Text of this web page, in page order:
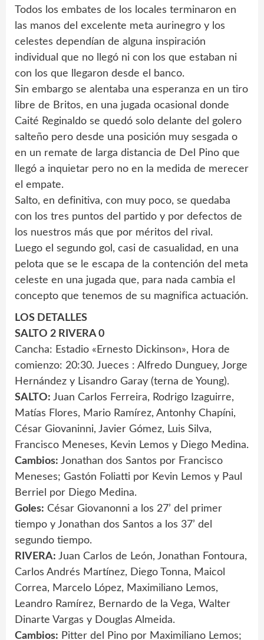
Todos los embates de los locales terminaron en
las manos del excelente meta aurinegro y los
celestes dependían de alguna inspiración
individual que no llegó ni con los que estaban ni
con los que llegaron desde el banco.
Sin embargo se alentaba una esperanza en un tiro
libre de Britos, en una jugada ocasional donde
Caité Reginaldo se quedó solo delante del golero
salteño pero desde una posición muy sesgada o
en un remate de larga distancia de Del Pino que
llegó a inquietar pero no en la medida de merecer
el empate.
Salto, en definitiva, con muy poco, se quedaba
con los tres puntos del partido y por defectos de
los nuestros más que por méritos del rival.
Luego el segundo gol, casi de casualidad, en una
pelota que se le escapa de la contención del meta
celeste en una jugada que, para nada cambia el
concepto que tenemos de su magnifica actuación.
LOS DETALLES
SALTO 2 RIVERA 0
Cancha: Estadio «Ernesto Dickinson», Hora de
comienzo: 20:30. Jueces : Alfredo Dunguey, Jorge
Hernández y Lisandro Garay (terna de Young).
SALTO: Juan Carlos Ferreira, Rodrigo Izaguirre,
Matías Flores, Mario Ramírez, Antonhy Chapíni,
César Giovaninni, Javier Gómez, Luis Silva,
Francisco Meneses, Kevin Lemos y Diego Medina.
Cambios: Jonathan dos Santos por Francisco
Meneses; Gastón Foliatti por Kevin Lemos y Paul
Berriel por Diego Medina.
Goles: César Giovanonni a los 27’ del primer
tiempo y Jonathan dos Santos a los 37’ del
segundo tiempo.
RIVERA: Juan Carlos de León, Jonathan Fontoura,
Carlos Andrés Martínez, Diego Tonna, Maicol
Correa, Marcelo López, Maximiliano Lemos,
Leandro Ramírez, Bernardo de la Vega, Walter
Dinarte Vargas y Douglas Almeida.
Cambios: Pitter del Pino por Maximiliano Lemos;